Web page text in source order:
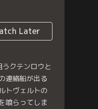
Later
クテンロウと
連絡船が出る
トヴェルトの
喰らってしま